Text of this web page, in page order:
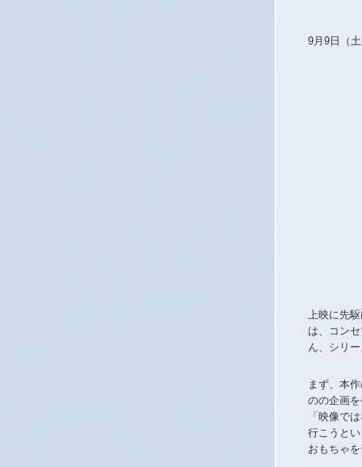
9月9日（
上映に先
は、コン
ん、シリ
まず、本
のの企画
「映像で
行こうと
おもちゃ